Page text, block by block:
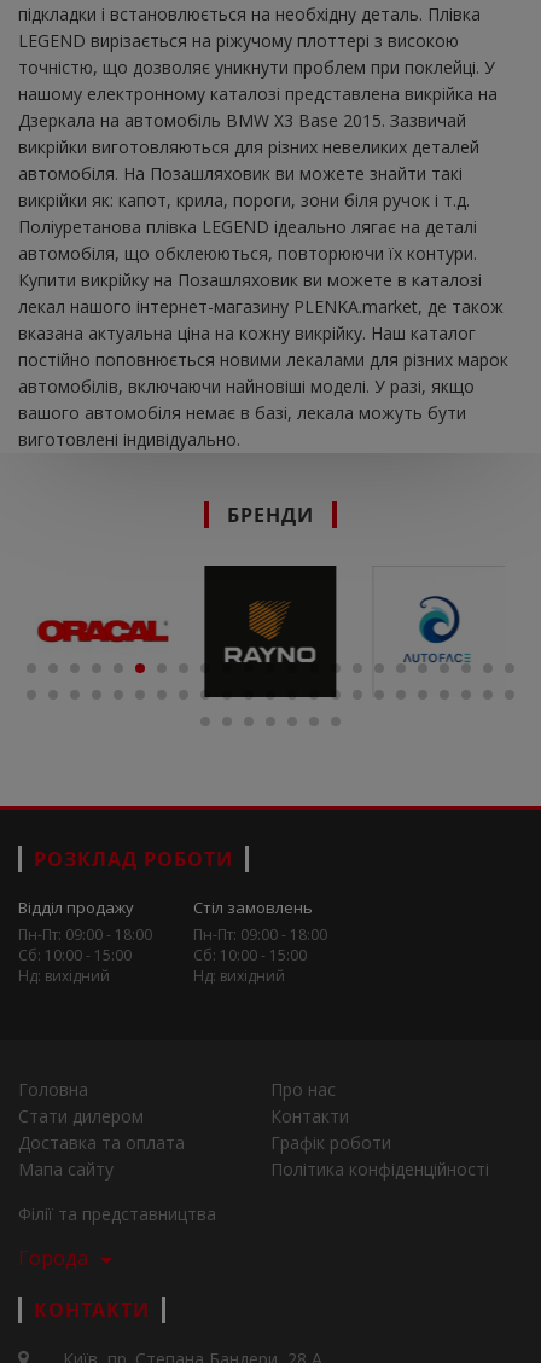
підкладки і встановлюється на необхідну деталь. Плівка
LEGEND вирізається на ріжучому плоттері з високою
точністю, що дозволяє уникнути проблем при поклейці. У
нашому електронному каталозі представлена ​​викрійка на
Дзеркала на автомобіль BMW X3 Base 2015. Зазвичай
викрійки виготовляються для різних невеликих деталей
автомобіля. На Позашляховик ви можете знайти такі
викрійки як: капот, крила, пороги, зони біля ручок і т.д.
Поліуретанова плівка LEGEND ідеально лягає на деталі
автомобіля, що обклеюються, повторюючи їх контури.
Купити викрійку на Позашляховик ви можете в каталозі
лекал нашого інтернет-магазину PLENKA.market, де також
вказана актуальна ціна на кожну викрійку. Наш каталог
постійно поповнюється новими лекалами для різних марок
автомобілів, включаючи найновіші моделі. У разі, якщо
вашого автомобіля немає в базі, лекала можуть бути
виготовлені індивідуально.
БРЕНДИ
РОЗКЛАД РОБОТИ
Відділ продажу
Пн-Пт: 09:00 - 18:00
Сб: 10:00 - 15:00
Нд: вихідний
Стіл замовлень
Пн-Пт: 09:00 - 18:00
Сб: 10:00 - 15:00
Нд: вихідний
Головна
Про нас
Стати дилером
Контакти
Доставка та оплата
Графік роботи
Мапа сайту
Політика конфіденційності
Філії та представництва
Города
КОНТАКТИ